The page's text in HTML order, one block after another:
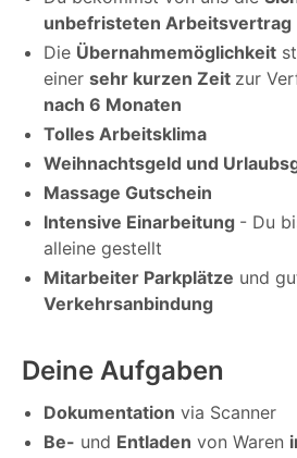
unbefristeten Arbeitsvertrag
Die Übernahmemöglichkeit
einer sehr kurzen Zeit zur
nach 6 Monaten
Tolles Arbeitsklima
Weihnachtsgeld und
Massage Gutschein
Intensive Einarbeitung - Du
alleine gestellt
Mitarbeiter Parkplätze und
Verkehrsanbindung
Deine Aufgaben
Dokumentation via Scanner
Be- und Entladen von Waren